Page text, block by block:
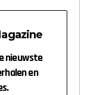
nieuwste
en